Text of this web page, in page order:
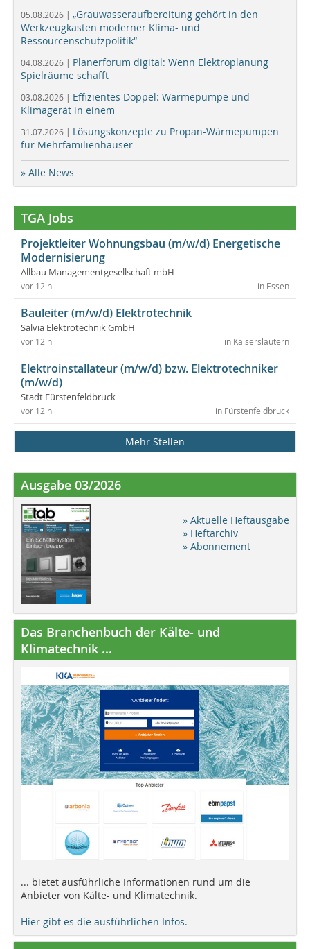
05.08.2026 | „Grauwasseraufbereitung gehört in den
Werkzeugkasten moderner Klima- und
Ressourcenschutzpolitik“
04.08.2026 | Planerforum digital: Wenn Elektroplanung
Spielräume schafft
03.08.2026 | Effizientes Doppel: Wärmepumpe und
Klimagerät in einem
31.07.2026 | Lösungskonzepte zu Propan-Wärmepumpen
für Mehrfamilienhäuser
» Alle News
TGA Jobs
Projektleiter Wohnungsbau (m/w/d) Energetische
Modernisierung
Allbau Managementgesellschaft mbH
in Essen
vor 12 h
Bauleiter (m/w/d) Elektrotechnik
Salvia Elektrotechnik GmbH
in Kaiserslautern
vor 12 h
Elektroinstallateur (m/w/d) bzw. Elektrotechniker
(m/w/d)
Stadt Fürstenfeldbruck
in Fürstenfeldbruck
vor 12 h
Mehr Stellen
Ausgabe 03/2026
» Aktuelle Heftausgabe
» Heftarchiv
» Abonnement
Das Branchenbuch der Kälte- und
Klimatechnik ...
... bietet ausführliche Informationen rund um die
Anbieter von Kälte- und Klimatechnik.
Hier gibt es die ausführlichen Infos.